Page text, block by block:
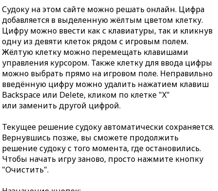
Судоку на этом сайте можно решать онлайн. Цифра
добавляется в выделенную жёлтым цветом клетку.
Цифру можно ввести как с клавиатуры, так и кликнув
одну из девяти клеток рядом с игровым полем.
Жёлтую клетку можно перемещать клавишами
управления курсором. Также клетку для ввода цифры
можно выбрать прямо на игровом поле. Неправильно
введённую цифру можно удалить нажатием клавиш
Backspace или Delete, кликом по клетке "X"
или заменить другой цифрой.
Текущее решение судоку автоматически сохраняется.
Вернувшись позже, вы сможете продолжить
решение судоку с того момента, где остановились.
Чтобы начать игру заново, просто нажмите кнопку
"Очистить".